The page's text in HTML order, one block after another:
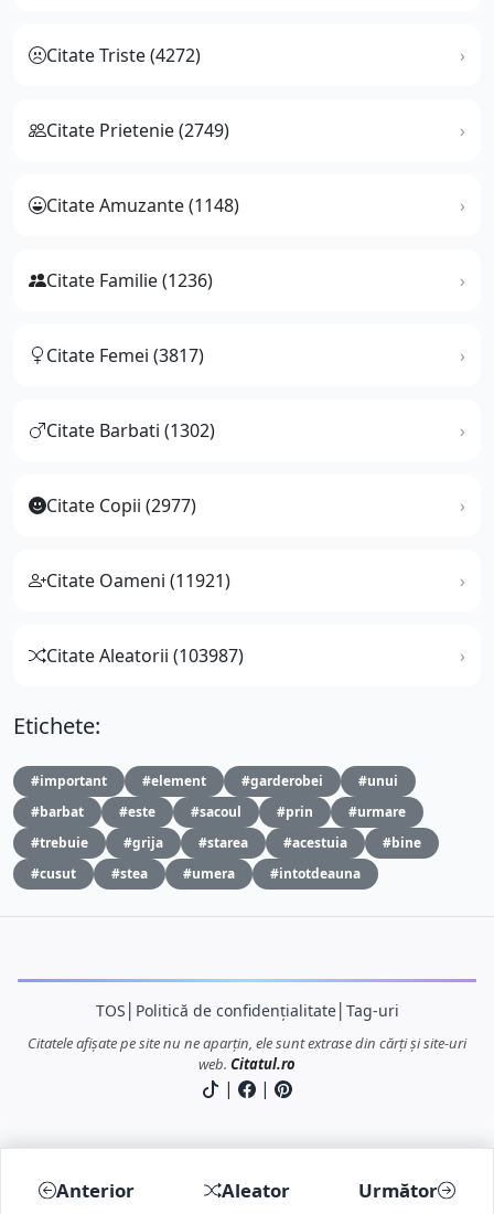
Anterior Aleator Următor
Citate Triste (4272)
Citate Prietenie (2749)
Citate Amuzante (1148)
Citate Familie (1236)
Citate Femei (3817)
Citate Barbati (1302)
Citate Copii (2977)
Citate Oameni (11921)
Citate Aleatorii (103987)
Etichete:
#important #element #garderobei
#unui
#barbat
#este #sacoul #prin
#urmare
#trebuie
#grija #starea #acestuia
#bine
#cusut
#stea #umera #intotdeauna
TOS Politică de confidențialitate│ Tag-uri
Citatele afișate pe site nu ne aparțin, ele sunt extrase din cărți și site-uri
web. Citatul.ro
| |